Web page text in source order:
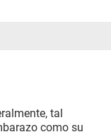
tal
como su